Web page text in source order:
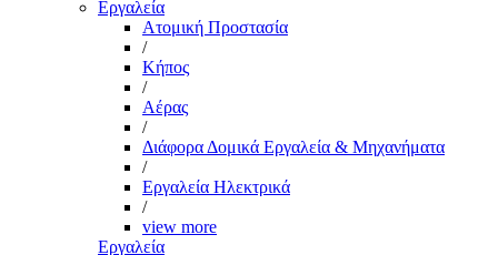
Εργαλεία
Aτομική Προστασία
/
Kήπος
/
Αέρας
/
Διάφορα Δομικά Εργαλεία & Μηχανήματα
/
Εργαλεία Ηλεκτρικά
/
view more
Εργαλεία